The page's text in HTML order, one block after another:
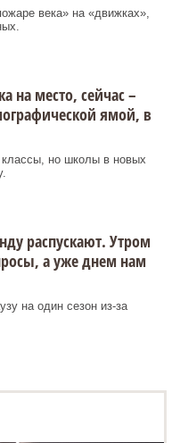
века» на «движках»,
на место, сейчас –
ямой, в
но школы в новых
распускают. Утром
а уже днем нам
на один сезон из-за